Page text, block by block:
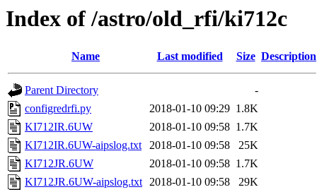
Index of /astro/old_rfi/ki712c
Name Last modified Size Description
Parent Directory
-
configredrfi.py
2018-01-10 09:29 1.8K
KI712IR.6UW
2018-01-10 09:58 1.7K
KI712IR.6UW-aipslog.txt
2018-01-10 09:58
25K
KI712JR.6UW
2018-01-10 09:58 1.7K
KI712JR.6UW-aipslog.txt 2018-01-10 09:58
29K